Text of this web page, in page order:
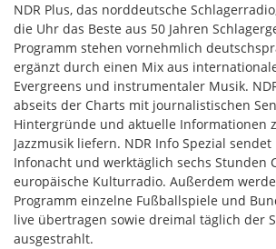
NDR Plus, das norddeutsche
die Uhr das Beste aus 50 Jahren
Programm stehen vornehmlich
ergänzt durch einen Mix aus
Evergreens und instrumentaler Musik.
abseits der Charts mit journalistischen
Hintergründe und aktuelle Informationen
Jazzmusik liefern. NDR Info Spezial sendet
Infonacht und werktäglich sechs Stunden
europäische Kulturradio. Außerdem
Programm einzelne Fußballspiele und
live übertragen sowie dreimal täglich der
ausgestrahlt.